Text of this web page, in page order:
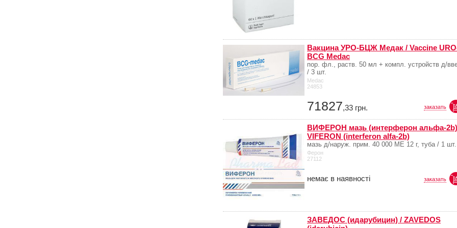
Вакцина УРО-БЦЖ Медак / Vaccine
BCG Medac
пор. фл., раств. 50 мл + компл. устройств д/
/ 3 шт.
Medac
24853
71827,33 грн. заказать
ВИФЕРОН мазь (интерферон альфа-
VIFERON (interferon alfa-2b)
мазь д/наруж. прим. 40 000 МЕ 12 г, туба / 1 шт.
Ферон
27112
немає в наявності заказать
ЗАВЕДОС (идарубицин) / ZAVEDOS